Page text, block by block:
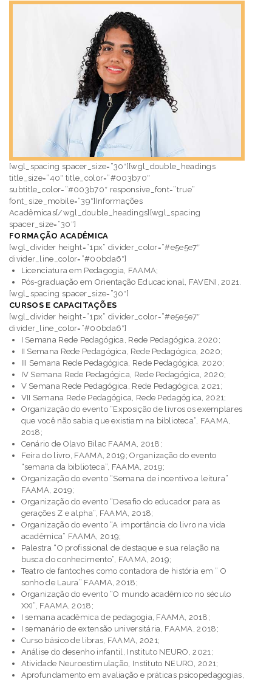
[wgl_spacing spacer_size=”30″][wgl_double_headings
title_size=”40″ title_color=”#003b70″
subtitle_color=”#003b70″ responsive_font=”true”
font_size_mobile=”39″]Informações
Acadêmicas[/wgl_double_headings][wgl_spacing
spacer_size=”30″]
FORMAÇÃO ACADÊMICA
[wgl_divider height=”1px” divider_color=”#e5e5e7″
divider_line_color=”#00bda6″]
Licenciatura em Pedagogia, FAAMA;
Pós-graduação em Orientação Educacional, FAVENI, 2021.
[wgl_spacing spacer_size=”30″]
CURSOS E CAPACITAÇÕES
[wgl_divider height=”1px” divider_color=”#e5e5e7″
divider_line_color=”#00bda6″]
I Semana Rede Pedagógica, Rede Pedagógica, 2020;
II Semana Rede Pedagógica, Rede Pedagógica, 2020;
III Semana Rede Pedagógica, Rede Pedagógica, 2020;
IV Semana Rede Pedagógica, Rede Pedagógica, 2020;
V Semana Rede Pedagógica, Rede Pedagógica, 2021;
VII Semana Rede Pedagógica, Rede Pedagógica, 2021;
Organização do evento “Exposição de livros os exemplares
que você não sabia que existiam na biblioteca”, FAAMA,
2018;
Cenário de Olavo Bilac FAAMA, 2018;
Feira do livro, FAAMA, 2019; Organização do evento
“semana da biblioteca”, FAAMA, 2019;
Organização do evento “Semana de incentivo a leitura”
FAAMA, 2019;
Organização do evento “Desafio do educador para as
gerações Z e alpha”, FAAMA, 2018;
Organização do evento “A importância do livro na vida
acadêmica” FAAMA, 2019;
Palestra “O profissional de destaque e sua relação na
busca do conhecimento”, FAAMA, 2019;
Teatro de fantoches como contadora de história em ” O
sonho de Laura” FAAMA, 2018;
Organização do evento “O mundo acadêmico no século
XXI”, FAAMA, 2018;
I semana acadêmica de pedagogia, FAAMA, 2018;
I semanário de extensão universitária, FAAMA, 2018;
Curso básico de libras, FAAMA, 2021;
Análise do desenho infantil, Instituto NEURO, 2021;
Atividade Neuroestimulação, Instituto NEURO, 2021;
Aprofundamento em avaliação e práticas psicopedagogias,